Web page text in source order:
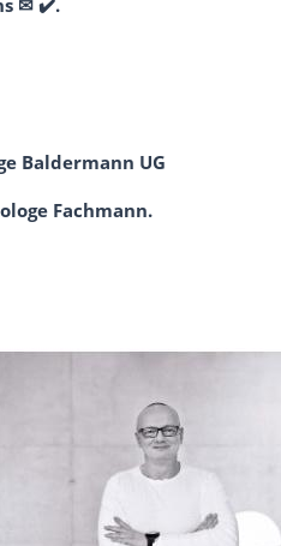
✉ ✔️.
Baldermann UG
Fachmann.